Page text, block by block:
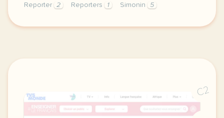
Reporter
2 Reporters 1 Simonin 5
didomi host didomi components button cursor
C2